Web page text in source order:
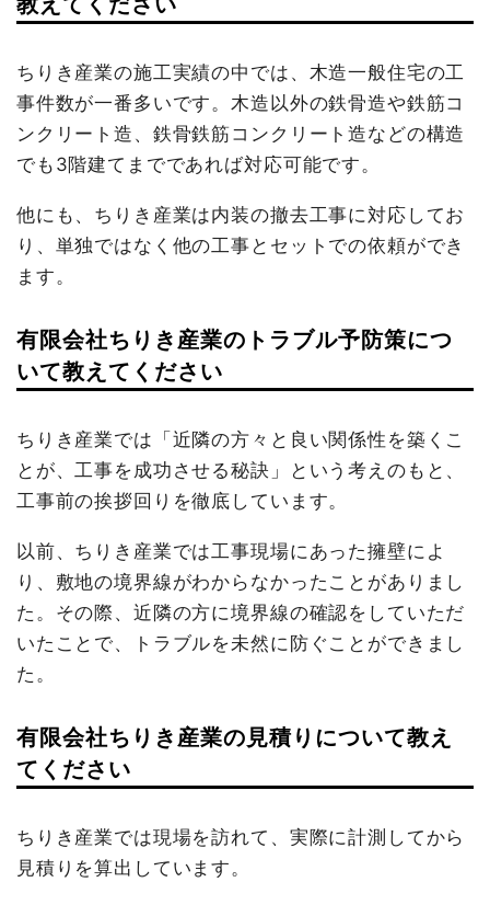
ちりき産業の施工実績の中では、木造一般住宅の工
事件数が一番多いです。木造以外の鉄骨造や鉄筋コ
ンクリート造、鉄骨鉄筋コンクリート造などの構造
でも3階建てまでであれば対応可能です。
他にも、ちりき産業は内装の撤去工事に対応してお
り、単独ではなく他の工事とセットでの依頼ができ
ます。
有限会社ちりき産業のトラブル予防策につ
いて教えてください
ちりき産業では「近隣の方々と良い関係性を築くこ
とが、工事を成功させる秘訣」という考えのもと、
工事前の挨拶回りを徹底しています。
以前、ちりき産業では工事現場にあった擁壁によ
り、敷地の境界線がわからなかったことがありまし
た。その際、近隣の方に境界線の確認をしていただ
いたことで、トラブルを未然に防ぐことができまし
た。
有限会社ちりき産業の見積りについて教え
てください
ちりき産業では現場を訪れて、実際に計測してから
見積りを算出しています。